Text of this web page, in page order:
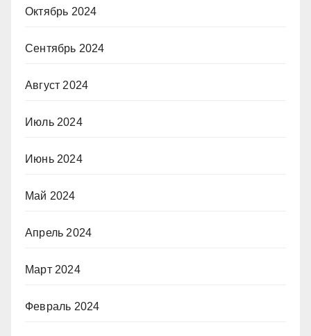
Октябрь 2024
Сентябрь 2024
Август 2024
Июль 2024
Июнь 2024
Май 2024
Апрель 2024
Март 2024
Февраль 2024